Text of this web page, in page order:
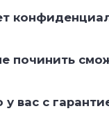
починить
у вас с